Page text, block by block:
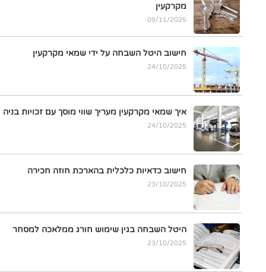
מקרקעין
09/11/2025
חישוב היטל השבחה על ידי שמאי מקרקעין
24/10/2025
איך שמאי מקרקעין מעריך שווי מוסך עם זכויות בניה
24/10/2025
חישוב כדאיות כלכלית בהארכת חוזה חכירה
23/10/2025
היטל השבחה בגין שימוש חורג ממלאכה למסחר
23/10/2025